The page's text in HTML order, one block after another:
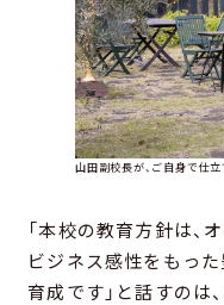
山田副校長が、ご自身で仕
「本校の教育方針は、
ビジネス感性をもっ
育成です」と話すのは